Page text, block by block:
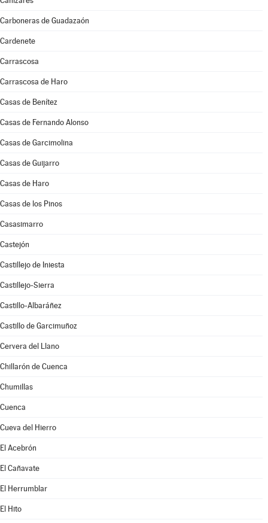
Carboneras de Guadazaón
Cardenete
Carrascosa
Carrascosa de Haro
Casas de Benítez
Casas de Fernando Alonso
Casas de Garcimolina
Casas de Guijarro
Casas de Haro
Casas de los Pinos
Casasimarro
Castejón
Castillejo de Iniesta
Castillejo-Sierra
Castillo-Albaráñez
Castillo de Garcimuñoz
Cervera del Llano
Chillarón de Cuenca
Chumillas
Cuenca
Cueva del Hierro
El Acebrón
El Cañavate
El Herrumblar
El Hito